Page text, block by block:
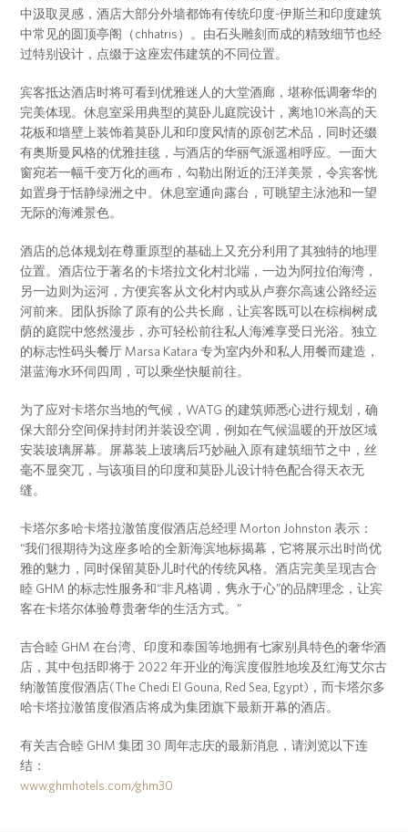
中汲取灵感，酒店大部分外墙都饰有传统印度-伊斯兰和印度建筑
中常见的圆顶亭阁（chhatris）。由石头雕刻而成的精致细节也经
过特别设计，点缀于这座宏伟建筑的不同位置。
宾客抵达酒店时将可看到优雅迷人的大堂酒廊，堪称低调奢华的
完美体现。休息室采用典型的莫卧儿庭院设计，离地10米高的天
花板和墙壁上装饰着莫卧儿和印度风情的原创艺术品，同时还缀
有奥斯曼风格的优雅挂毯，与酒店的华丽气派遥相呼应。一面大
窗宛若一幅千变万化的画布，勾勒出附近的汪洋美景，令宾客恍
如置身于恬静绿洲之中。休息室通向露台，可眺望主泳池和一望
无际的海滩景色。
酒店的总体规划在尊重原型的基础上又充分利用了其独特的地理
位置。酒店位于著名的卡塔拉文化村北端，一边为阿拉伯海湾，
另一边则为运河，方便宾客从文化村内或从卢赛尔高速公路经运
河前来。团队拆除了原有的公共长廊，让宾客既可以在棕榈树成
荫的庭院中悠然漫步，亦可轻松前往私人海滩享受日光浴。独立
的标志性码头餐厅 Marsa Katara 专为室内外和私人用餐而建造，
湛蓝海水环伺四周，可以乘坐快艇前往。
为了应对卡塔尔当地的气候，WATG 的建筑师悉心进行规划，确
保大部分空间保持封闭并装设空调，例如在气候温暖的开放区域
安装玻璃屏幕。屏幕装上玻璃后巧妙融入原有建筑细节之中，丝
毫不显突兀，与该项目的印度和莫卧儿设计特色配合得天衣无
缝。
卡塔尔多哈卡塔拉澈笛度假酒店总经理 Morton Johnston 表示：
“我们很期待为这座多哈的全新海滨地标揭幕，它将展示出时尚优
雅的魅力，同时保留莫卧儿时代的传统风格。酒店完美呈现吉合
睦 GHM 的标志性服务和“非凡格调，隽永于心”的品牌理念，让宾
客在卡塔尔体验尊贵奢华的生活方式。”
吉合睦 GHM 在台湾、印度和泰国等地拥有七家别具特色的奢华酒
店，其中包括即将于 2022 年开业的海滨度假胜地埃及红海艾尔古
纳澈笛度假酒店(The Chedi El Gouna, Red Sea, Egypt)，而卡塔尔多
哈卡塔拉澈笛度假酒店将成为集团旗下最新开幕的酒店。
有关吉合睦 GHM 集团 30 周年志庆的最新消息，请浏览以下连
结：
www.ghmhotels.com/ghm30